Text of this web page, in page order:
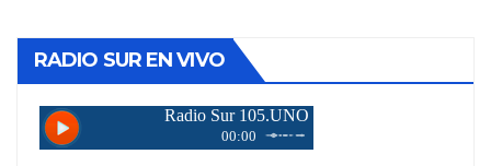
RADIO SUR EN VIVO